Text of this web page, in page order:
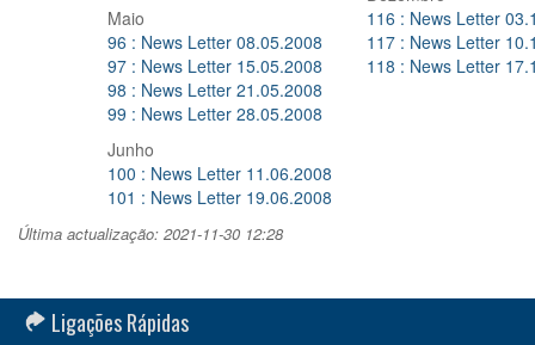
Maio
96 : News Letter 08.05.2008
97 : News Letter 15.05.2008
98 : News Letter 21.05.2008
99 : News Letter 28.05.2008
Junho
100 : News Letter 11.06.2008
101 : News Letter 19.06.2008
116 : News Letter
117 : News Letter
118 : News Letter
Última actualização: 2021-11-30 12:28
Ligações Rápidas